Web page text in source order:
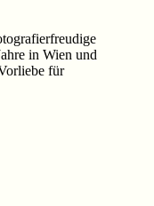
in Wien und
für